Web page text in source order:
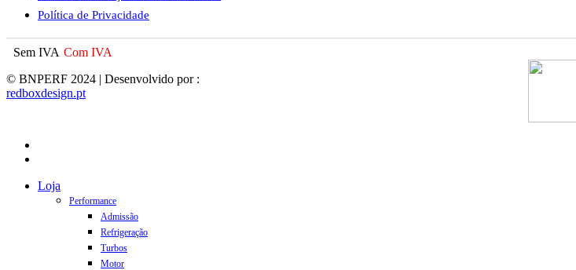
Política de Privacidade
Sem IVA Com IVA
© BNPERF 2024 | Desenvolvido por :
redboxdesign.pt
Close
Loja
Performance
Admissão
Refrigeração
Turbos
Motor